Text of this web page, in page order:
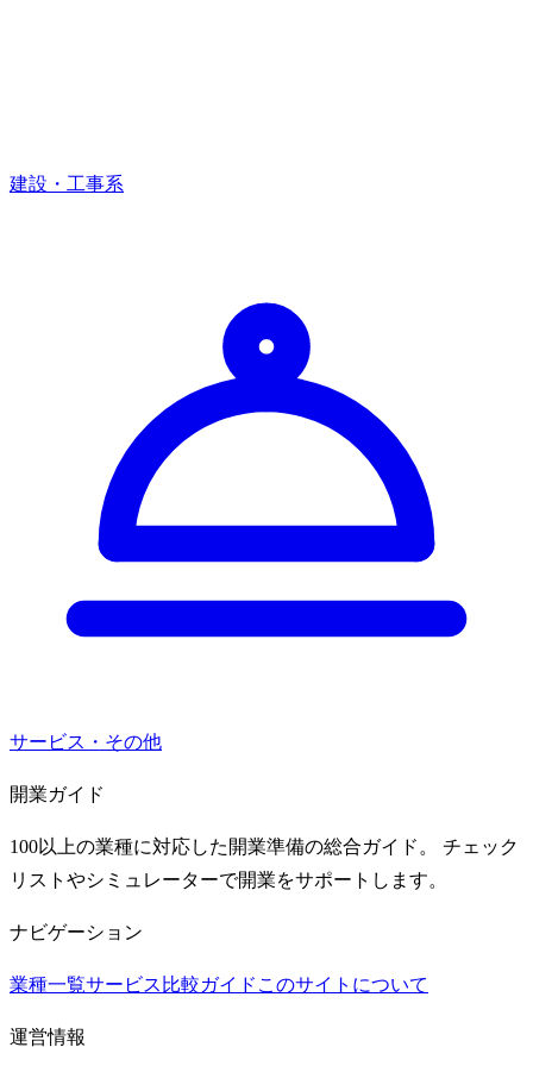
建設・工事系
サービス・その他
開業ガイド
100以上の業種に対応した開業準備の総合ガイド。 チェック
リストやシミュレーターで開業をサポートします。
ナビゲーション
業種一覧サービス比較ガイド このサイトについて
運営情報